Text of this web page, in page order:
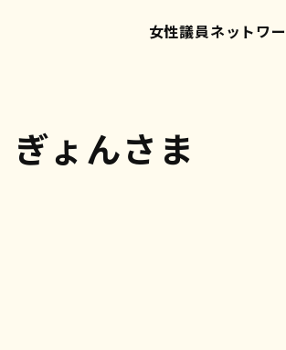
女性議員ネットワ
ぎょんさま